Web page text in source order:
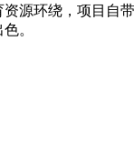
源环绕，项目自
。